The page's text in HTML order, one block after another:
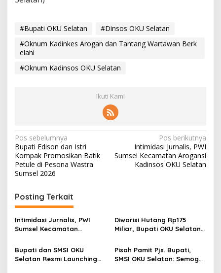
#Bupati OKU Selatan
#Dinsos OKU Selatan
#Oknum Kadinkes Arogan dan Tantang Wartawan Berk
elahi
#Oknum Kadinsos OKU Selatan
Ikuti Kami
N
a
v
i
g
a
s
i
p
o
Pos sebelumnya
Bupati Edison dan Istri
Kompak Promosikan Batik
Petule di Pesona Wastra
Sumsel 2026
Pos berikutnya
Intimidasi Jurnalis, PWI
Sumsel Kecamatan Arogansi
Kadinsos OKU Selatan
Posting Terkait
Intimidasi Jurnalis, PWI
Sumsel Kecamatan
Selatan
Diwarisi Hutang Rp175
Miliar, Bupati OKU Selatan
Besar
Bupati dan SMSI OKU
Selatan Resmi Launching
Pisah Pamit Pjs. Bupati,
SMSI OKU Selatan: Semoga